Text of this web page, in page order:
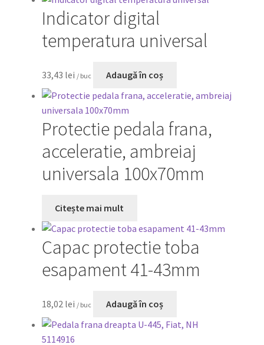
Indicator digital
temperatura universal
33,43 lei / buc Adaugă în coș
Protectie pedala frana,
acceleratie, ambreiaj
universala 100x70mm
Citește mai mult
Capac protectie toba
esapament 41-43mm
18,02 lei / buc Adaugă în coș